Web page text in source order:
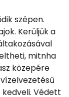
szépen.
Kerüljük a
mitnha
közepére
Védett